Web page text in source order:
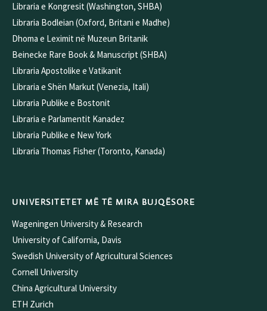
Libraria e Kongresit (Washington, SHBA)
Libraria Bodleian (Oxford, Britani e Madhe)
Dhoma e Leximit në Muzeun Britanik
Beinecke Rare Book & Manuscript (SHBA)
Libraria Apostolike e Vatikanit
Libraria e Shën Markut (Venezia, Itali)
Libraria Publike e Bostonit
Libraria e Parlamentit Kanadez
Libraria Publike e New York
Libraria Thomas Fisher (Toronto, Kanada)
UNIVERSITETET MË TË MIRA BUJQËSORE
Wageningen University & Research
University of California, Davis
Swedish University of Agricultural Sciences
Cornell University
China Agricultural University
ETH Zurich